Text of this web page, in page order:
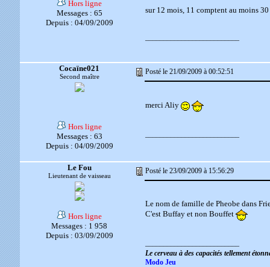
Hors ligne
Messages : 65
Depuis : 04/09/2009
sur 12 mois, 11 comptent au moins 30
Cocaïne021
Second maître
Posté le 21/09/2009 à 00:52:51
Hors ligne
Messages : 63
Depuis : 04/09/2009
merci Aliy
Le Fou
Lieutenant de vaisseau
Posté le 23/09/2009 à 15:56:29
Hors ligne
Messages : 1 958
Depuis : 03/09/2009
Le nom de famille de Pheobe dans
C'est Buffay et non Bouffet
Le cerveau à des capacités tellement
Modo Jeu